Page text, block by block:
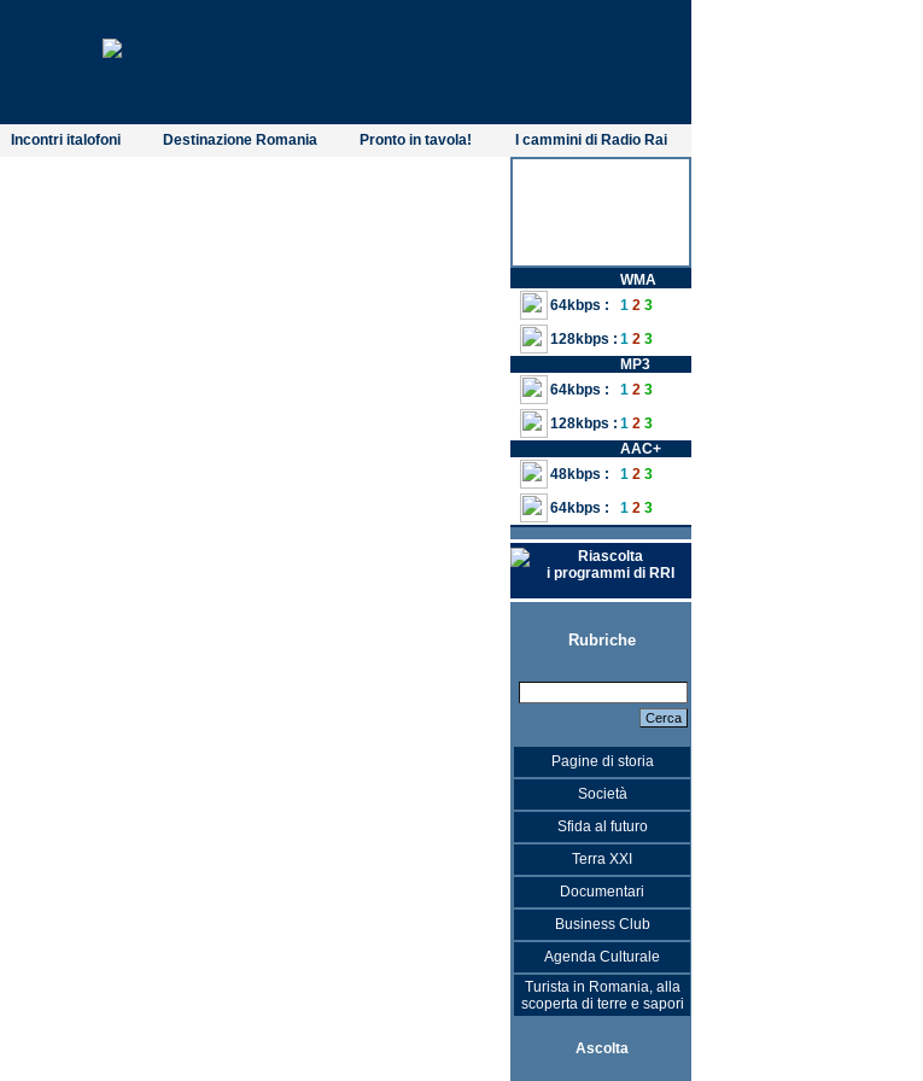
Incontri italofoni Destinazione Romania Pronto in tavola!
I cammini di Radio Rai
WMA
64kbps :
1 2 3
128kbps : 1 2 3
MP3
64kbps :
1 2 3
128kbps : 1 2 3
AAC+
48kbps :
1 2 3
64kbps :
1 2 3
Riascolta
i programmi di RRI
Rubriche
Pagine di storia
Società
Sfida al futuro
Terra XXI
Documentari
Business Club
Agenda Culturale
Turista in Romania, alla
scoperta di terre e sapori
Ascolta